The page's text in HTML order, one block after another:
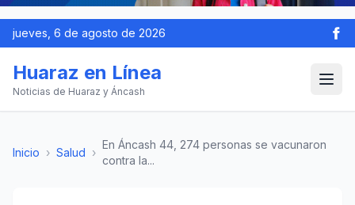
jueves, 6 de agosto de 2026
Huaraz en Línea
Noticias de Huaraz y Áncash
Inicio › Salud ›
En Áncash 44, 274 personas se vacunaron
contra la...